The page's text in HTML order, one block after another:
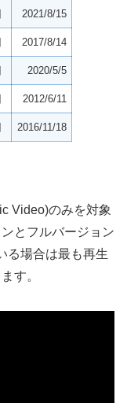
2021/8/15
2017/8/14
2020/5/5
2012/6/11
2016/11/18
Video)のみを対象
とフルバージョン
る場合は最も再生
す。